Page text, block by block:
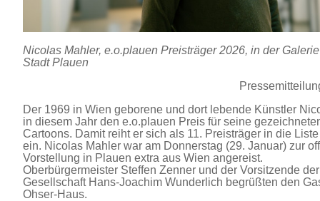
Nicolas Mahler, e.o.plauen Preisträger 2026, in der
Stadt Plauen
Der 1969 in Wien geborene und dort lebende Künstler
in diesem Jahr den e.o.plauen Preis für seine
Cartoons. Damit reiht er sich als 11. Preisträger in die
ein. Nicolas Mahler war am Donnerstag (29. Januar) zur
Vorstellung in Plauen extra aus Wien angereist.
Oberbürgermeister Steffen Zenner und der Vorsitzende
Gesellschaft Hans-Joachim Wunderlich begrüßten den
Ohser-Haus.